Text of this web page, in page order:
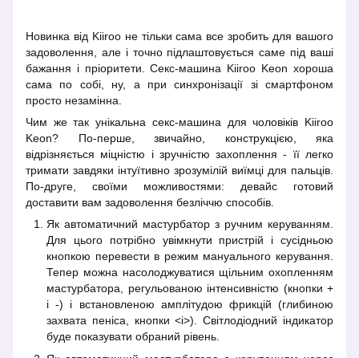
Новинка від Kiiroo не тільки сама все зробить для вашого
задоволення, але і точно підлаштовується саме під ваші
бажання і пріоритети. Секс-машина Kiiroo Keon хороша
сама по собі, ну, а при синхронізації зі смартфоном
просто незамінна.
Чим же так унікальна секс-машина для чоловіків Kiiroo
Keon? По-перше, звичайно, конструкцією, яка
відрізняється міцністю і зручністю захоплення - її легко
тримати завдяки інтуїтивно зрозумілій виїмці для пальців.
По-друге, своїми можливостями: девайс готовий
доставити вам задоволення безліччю способів.
Як автоматичний мастурбатор з ручним керуванням.
Для цього потрібно увімкнути пристрій і сусідньою
кнопкою перевести в режим мануального керування.
Тепер можна насолоджуватися щільним охопленням
мастурбатора, регульованою інтенсивністю (кнопки +
і -) і встановленою амплітудою фрикцій (глибиною
захвата пеніса, кнопки <і>). Світлодіодний індикатор
буде показувати обраний рівень.